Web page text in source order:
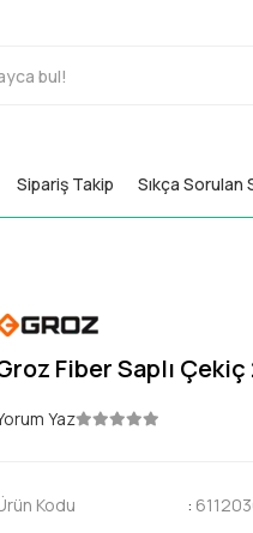
Sipariş Takip Sıkça Sorulan
Fiber Saplı
Yaz
Kodu :